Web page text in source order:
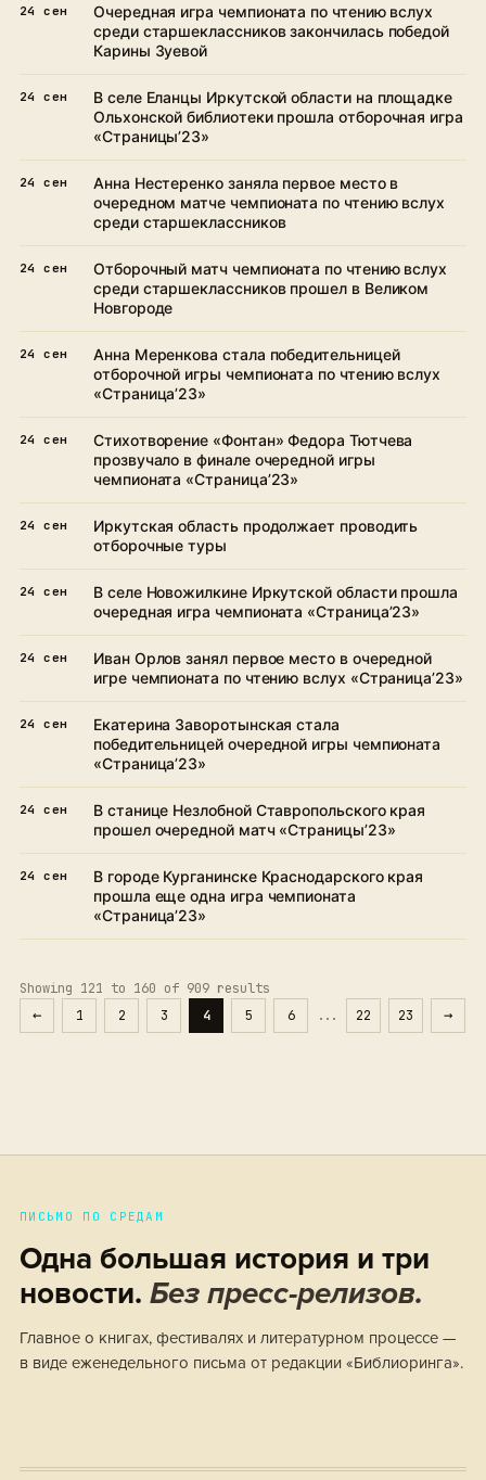
24 сен
Очередная игра чемпионата по чтению вслух
среди старшеклассников закончилась победой
Карины Зуевой
24 сен
В селе Еланцы Иркутской области на площадке
Ольхонской библиотеки прошла отборочная игра
«Страницы’23»
24 сен
Анна Нестеренко заняла первое место в
очередном матче чемпионата по чтению вслух
среди старшеклассников
24 сен
Отборочный матч чемпионата по чтению вслух
среди старшеклассников прошел в Великом
Новгороде
24 сен
Анна Меренкова стала победительницей
отборочной игры чемпионата по чтению вслух
«Страница’23»
24 сен
Стихотворение «Фонтан» Федора Тютчева
прозвучало в финале очередной игры
чемпионата «Страница’23»
24 сен
Иркутская область продолжает проводить
отборочные туры
24 сен
В селе Новожилкине Иркутской области прошла
очередная игра чемпионата «Страница’23»
24 сен
Иван Орлов занял первое место в очередной
игре чемпионата по чтению вслух «Страница’23»
24 сен
Екатерина Заворотынская стала
победительницей очередной игры чемпионата
«Страница’23»
24 сен
В станице Незлобной Ставропольского края
прошел очередной матч «Страницы’23»
24 сен
В городе Курганинске Краснодарского края
прошла еще одна игра чемпионата
«Страница’23»
Showing 121 to 160 of 909 results
1
2 3 4 5 6 ... 22 23
ПИСЬМО ПО СРЕДАМ
Одна большая история и три
новости. Без пресс-релизов.
Главное о книгах, фестивалях и литературном процессе —
в виде еженедельного письма от редакции «Библиоринга».